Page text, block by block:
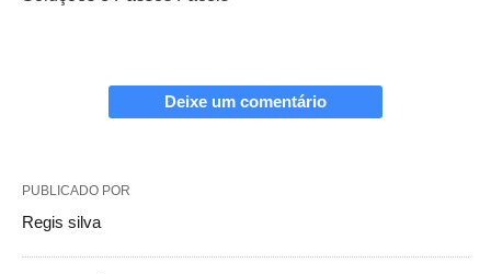
Deixe um comentário
PUBLICADO POR
Regis silva